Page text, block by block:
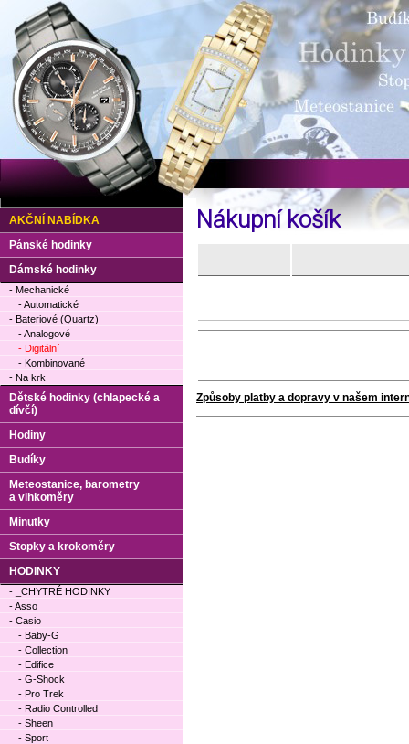
Nákupní košík
Způsoby platby a dopravy v našem
AKČNÍ NABÍDKA
Pánské hodinky
Dámské hodinky
- Mechanické
- Automatické
- Bateriové (Quartz)
- Analogové
- Digitální
- Kombinované
- Na krk
Dětské hodinky (chlapecké a
dívčí)
Hodiny
Budíky
Meteostanice, barometry
a vlhkoměry
Minutky
Stopky a krokoměry
HODINKY
- _CHYTRÉ HODINKY
- Asso
- Casio
- Baby-G
- Collection
- Edifice
- G-Shock
- Pro Trek
- Radio Controlled
- Sheen
- Sport